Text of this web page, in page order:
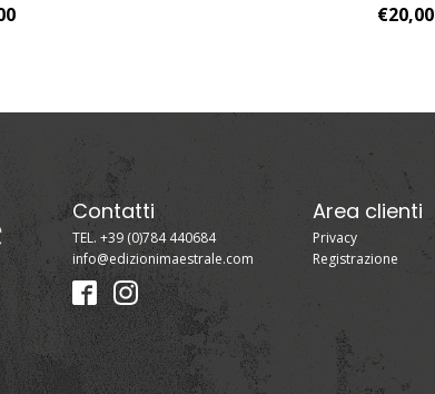
€20,00
Contatti
TEL. +39 (0)784 440684
info@edizionimaestrale.com
Area clienti
Privacy
Registrazione